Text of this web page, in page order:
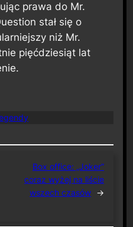
prawa do Mr.
stał się o
niż Mr.
pięćdziesiąt lat
Box office: „Joker”
coraz wyżej na liście
wszech czasów →